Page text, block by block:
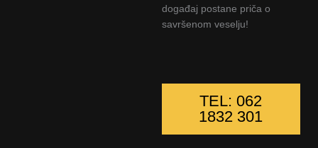
događaj postane priča o
savršenom veselju!
TEL: 062
1832 301